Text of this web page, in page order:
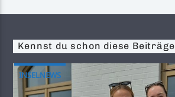
Kennst du schon diese Beiträge
INSELNEWS